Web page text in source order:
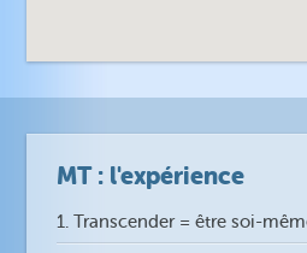
MT : l'expérience
1. Transcender = être soi-